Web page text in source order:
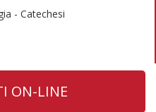
- Catechesi
ON-LINE